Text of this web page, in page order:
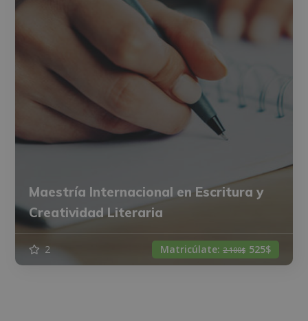
Maestría Internacional en Escritura y
Creatividad Literaria
2 Matricúlate: 2.100$ 525$